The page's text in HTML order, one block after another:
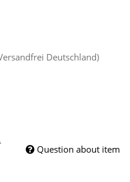
Deutschland)
Question about item